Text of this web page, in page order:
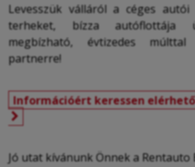
Levesszük válláról a céges autói
terheket, bízza autóflottája
megbízható, évtizedes
partnerre!
Információért keressen
Jó utat kívánunk Önnek a Rentauto